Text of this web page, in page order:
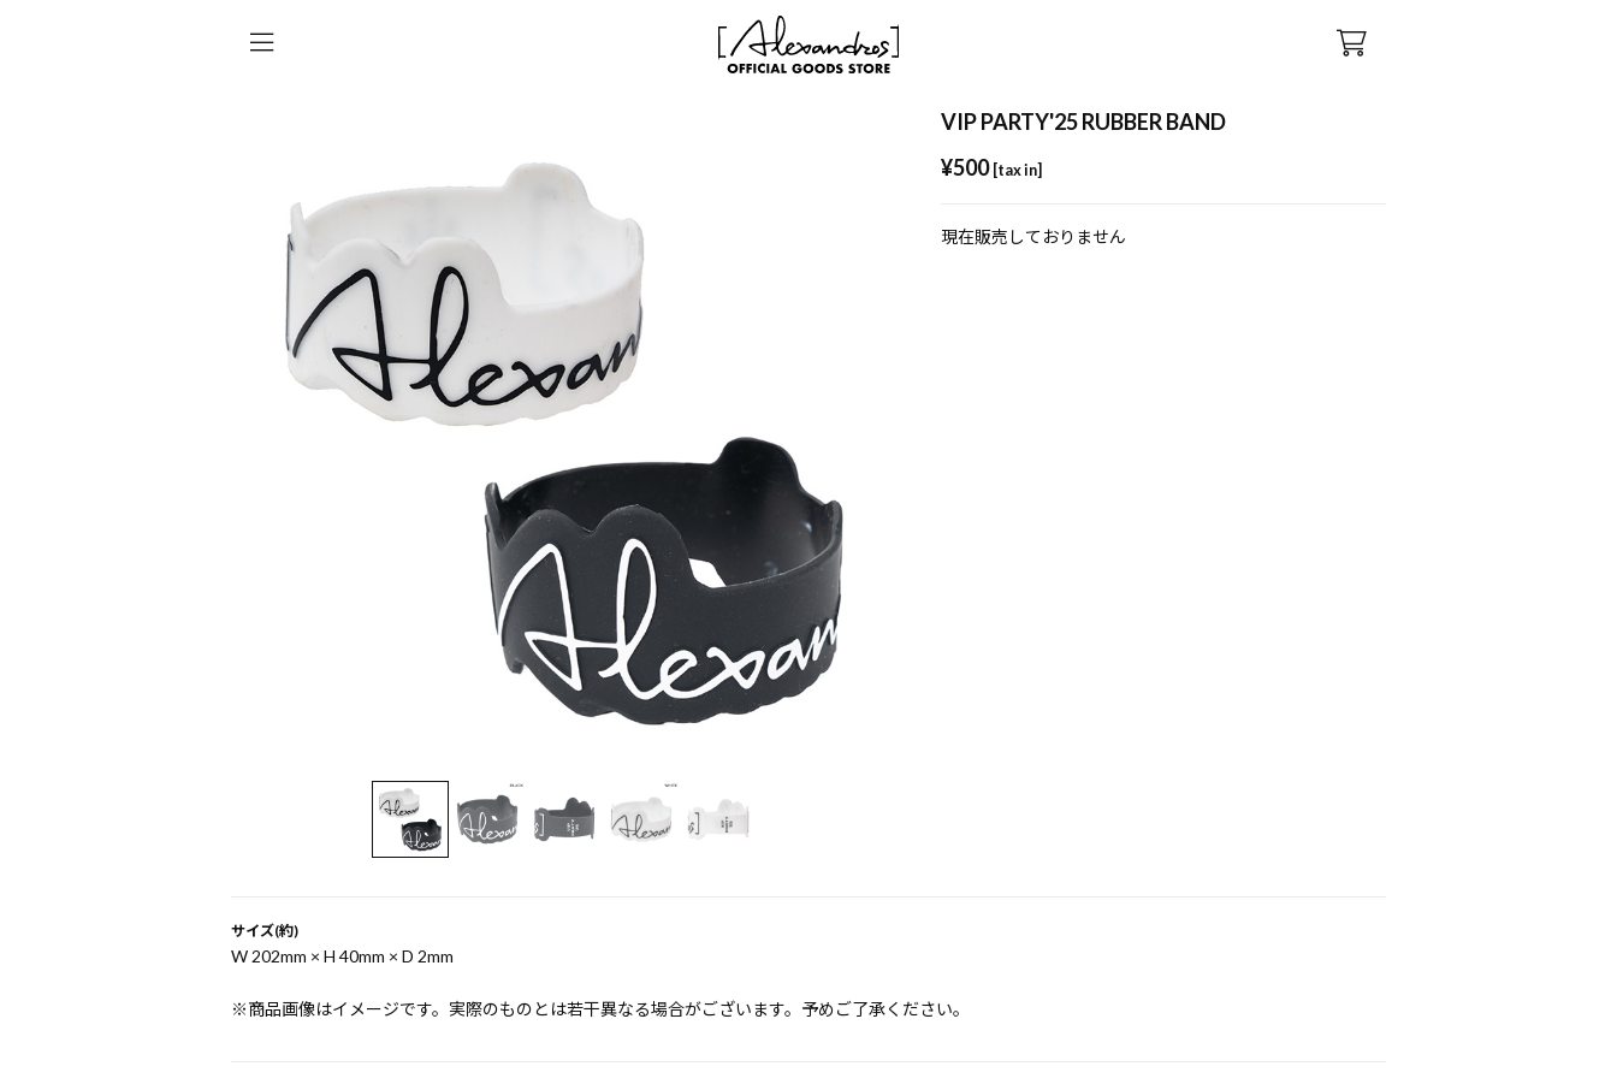
VIP PARTY'25 RUBBER BAND
¥500 [tax in]
現在販売しておりません
サイズ(約)
W 202mm × H 40mm × D 2mm
※商品画像はイメージです。実際のものとは若干異なる場合がございます。予めご了承ください。